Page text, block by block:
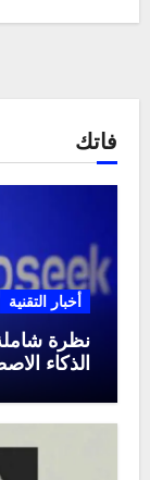
فاتك
أخبار التقنية
نظرة
الذكاء